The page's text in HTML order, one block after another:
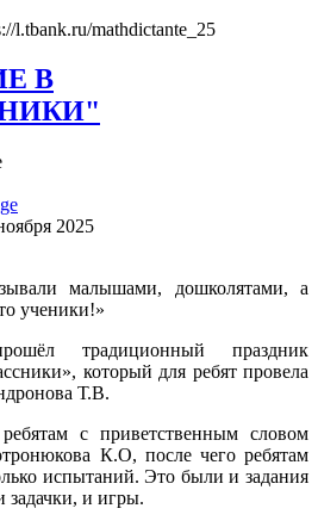
l.tbank.ru/mathdictante_25
В
2025
малышами, дошколятами, а
ученики!»
традиционный праздник
который для ребят провела
Т.В.
с приветственным словом
К.О, после чего ребятам
испытаний. Это были и задания
задачки, и игры.